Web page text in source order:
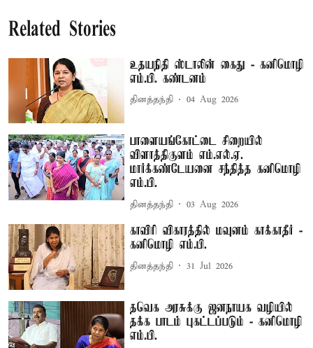
Related Stories
உதயநிதி ஸ்டாலின் கைது - கனிமொழி
எம்.பி. கண்டனம்
தினத்தந்தி 04 Aug 2026
பாளையங்கோட்டை சிறையில்
விளாத்திகுளம் எம்.எல்.ஏ.
மார்க்கண்டேயனை சந்தித்த கனிமொழி
எம்.பி.
தினத்தந்தி 03 Aug 2026
காவிரி விகாரத்தில் மவுனம் காக்காதீர் -
கனிமொழி எம்.பி.
தினத்தந்தி 31 Jul 2026
தவெக அரசுக்கு ஜனநாயக வழியில்
தக்க பாடம் புகட்டப்படும் - கனிமொழி
எம்.பி.